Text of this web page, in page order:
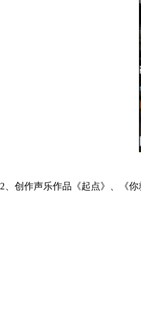
2、创作声乐作品《起点》、《